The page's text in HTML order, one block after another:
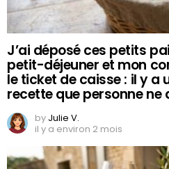
J’ai déposé ces petits
petit-déjeuner et mon
le ticket de caisse : il y a
recette que personne ne
by Julie V.
il y a environ 2 mois